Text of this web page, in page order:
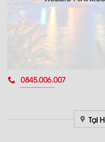
0845.006.007
Tại